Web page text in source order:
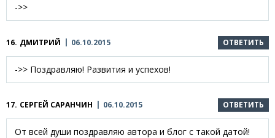
->>
16. ДМИТРИЙ 06.10.2015 ОТВЕТИТЬ
->> Поздравляю! Развития и успехов!
17. СЕРГЕЙ САРАНЧИН 06.10.2015 ОТВЕТИТЬ
От всей души поздравляю автора и блог с такой датой!